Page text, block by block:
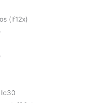
(lf12x)
Ic30